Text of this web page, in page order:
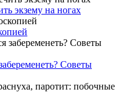
экзему на ногах
Советы